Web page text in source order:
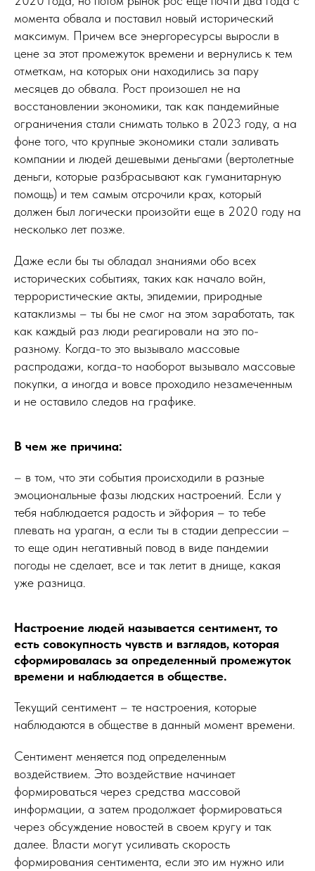
момента обвала и поставил новый исторический
максимум. Причем все энергоресурсы выросли в
цене за этот промежуток времени и вернулись к тем
отметкам, на которых они находились за пару
месяцев до обвала. Рост произошел не на
восстановлении экономики, так как пандемийные
ограничения стали снимать только в 2023 году, а на
фоне того, что крупные экономики стали заливать
компании и людей дешевыми деньгами (вертолетные
деньги, которые разбрасывают как гуманитарную
помощь) и тем самым отсрочили крах, который
должен был логически произойти еще в 2020 году на
несколько лет позже.
Даже если бы ты обладал знаниями обо всех
исторических событиях, таких как начало войн,
террористические акты, эпидемии, природные
катаклизмы – ты бы не смог на этом заработать, так
как каждый раз люди реагировали на это по-
разному. Когда-то это вызывало массовые
распродажи, когда-то наоборот вызывало массовые
покупки, а иногда и вовсе проходило незамеченным
и не оставило следов на графике.
В чем же причина:
– в том, что эти события происходили в разные
эмоциональные фазы людских настроений. Если у
тебя наблюдается радость и эйфория – то тебе
плевать на ураган, а если ты в стадии депрессии –
то еще один негативный повод в виде пандемии
погоды не сделает, все и так летит в днище, какая
уже разница.
Настроение людей называется сентимент, то
есть совокупность чувств и взглядов, которая
сформировалась за определенный промежуток
времени и наблюдается в обществе.
Текущий сентимент – те настроения, которые
наблюдаются в обществе в данный момент времени.
Сентимент меняется под определенным
воздействием. Это воздействие начинает
формироваться через средства массовой
информации, а затем продолжает формироваться
через обсуждение новостей в своем кругу и так
далее. Власти могут усиливать скорость
формирования сентимента, если это им нужно или